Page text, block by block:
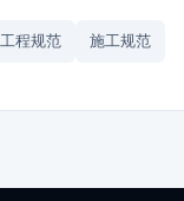
工程规范 施工规范